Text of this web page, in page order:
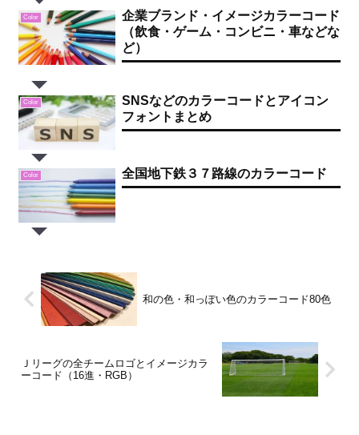
Color
企業ブランド・イメージカラーコード
（飲食・ゲーム・コンビニ・車などな
ど）
Color
SNSなどのカラーコードとアイコン
フォントまとめ
Color 全国地下鉄３７路線のカラーコード
和の色・和っぽい色のカラーコード80色
Ｊリーグの全チームロゴとイメージカラ
ーコード（16進・RGB）